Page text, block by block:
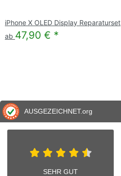
iPhone X OLED Display Reparaturset
ab 47,90 € *
AUSGEZEICHNET.org
SEHR GUT